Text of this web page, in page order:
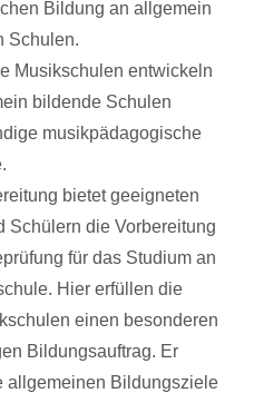
Bildung an allgemein
Schulen.
Musikschulen entwickeln
bildende Schulen
musikpädagogische
bietet geeigneten
Schülern die Vorbereitung
für das Studium an
Hier erfüllen die
einen besonderen
Bildungsauftrag. Er
allgemeinen Bildungsziele